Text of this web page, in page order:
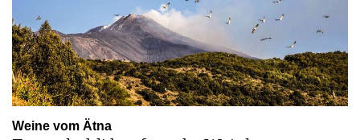
Weine vom Ätna